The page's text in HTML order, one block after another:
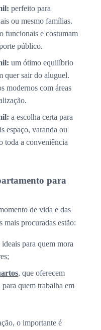
perfeito para
ou mesmo famílias.
funcionais e costumam
público.
um ótimo equilíbrio
quer sair do aluguel.
modernos com áreas
a escolha certa para
espaço, varanda ou
toda a conveniência
para
de vida e das
mais procuradas estão:
ideais para quem mora
, que oferecem
quem trabalha em
o importante é